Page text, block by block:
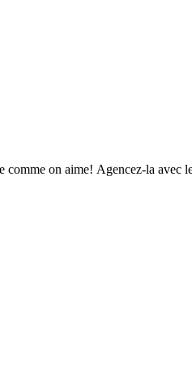
on aime! Agencez-la avec